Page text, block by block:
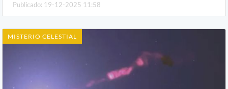
Publicado: 19-12-2025 11:58
MISTERIO CELESTIAL